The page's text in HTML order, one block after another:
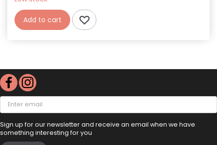
Add to cart
Enter
email
Sign up for our newsletter and receive an email when we have
something interesting for you